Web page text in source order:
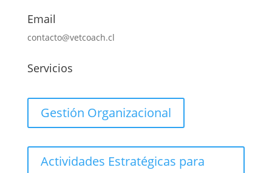
Email
contacto@vetcoach.cl
Servicios
Gestión Organizacional
Actividades Estratégicas para